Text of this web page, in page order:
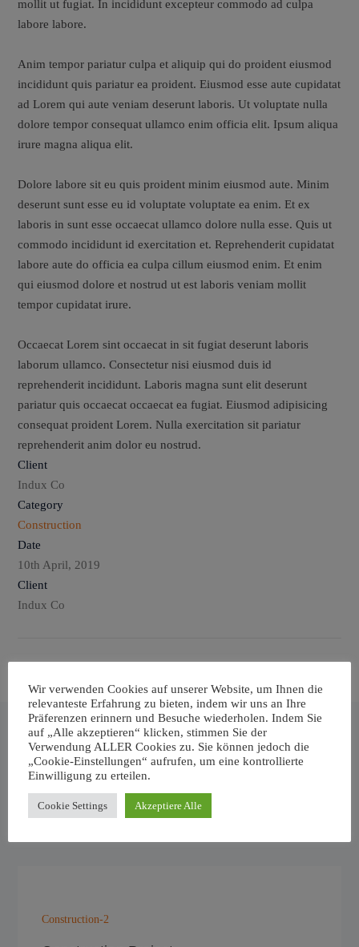
mollit ut fugiat. In incididunt excepteur commodo ad culpa
labore labore.
Anim tempor pariatur culpa et aliquip qui do proident eiusmod
incididunt quis pariatur ea proident. Eiusmod esse aute cupidatat
ad Lorem qui aute veniam deserunt laboris. Ut voluptate nulla
dolore tempor consequat ullamco enim officia elit. Ipsum aliqua
irure magna aliqua elit.
Dolore labore sit eu quis proident minim eiusmod aute. Minim
deserunt sunt esse eu id voluptate voluptate ea enim. Et ex
laboris in sunt esse occaecat ullamco dolore nulla esse. Quis ut
commodo incididunt id exercitation et. Reprehenderit cupidatat
labore aute do officia ea culpa cillum eiusmod enim. Et enim
qui eiusmod dolore et nostrud ut est laboris veniam mollit
tempor cupidatat irure.
Occaecat Lorem sint occaecat in sit fugiat deserunt laboris
laborum ullamco. Consectetur nisi eiusmod duis id
reprehenderit incididunt. Laboris magna sunt elit deserunt
pariatur quis occaecat occaecat ea fugiat. Eiusmod adipisicing
consequat proident Lorem. Nulla exercitation sit pariatur
reprehenderit anim dolor eu nostrud.
Client
Indux Co
Category
Construction
Date
10th April, 2019
Client
Indux Co
Visit Website
OUR PROJECTS
Related Projects
Construction-2
Wir verwenden Cookies auf unserer Website, um Ihnen die
relevanteste Erfahrung zu bieten, indem wir uns an Ihre
Präferenzen erinnern und Besuche wiederholen. Indem Sie
auf „Alle akzeptieren“ klicken, stimmen Sie der
Verwendung ALLER Cookies zu. Sie können jedoch die
„Cookie-Einstellungen“ aufrufen, um eine kontrollierte
Einwilligung zu erteilen.
Cookie Settings Akzeptiere Alle